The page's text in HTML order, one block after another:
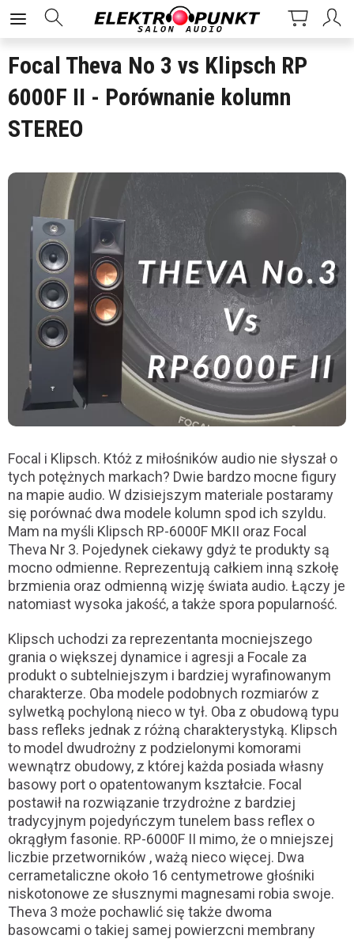
Focal Theva No 3 vs Klipsch RP
6000F II - Porównanie kolumn
STEREO
Focal i Klipsch. Któż z miłośników audio nie słyszał o
tych potężnych markach? Dwie bardzo mocne figury
na mapie audio. W dzisiejszym materiale postaramy
się porównać dwa modele kolumn spod ich szyldu.
Mam na myśli Klipsch RP-6000F MKII oraz Focal
Theva Nr 3. Pojedynek ciekawy gdyż te produkty są
mocno odmienne. Reprezentują całkiem inną szkołę
brzmienia oraz odmienną wizję świata audio. Łączy je
natomiast wysoka jakość, a także spora popularność.
Klipsch uchodzi za reprezentanta mocniejszego
grania o większej dynamice i agresji a Focale za
produkt o subtelniejszym i bardziej wyrafinowanym
charakterze. Oba modele podobnych rozmiarów z
sylwetką pochyloną nieco w tył. Oba z obudową typu
bass refleks jednak z różną charakterystyką. Klipsch
to model dwudrożny z podzielonymi komorami
wewnątrz obudowy, z której każda posiada własny
basowy port o opatentowanym kształcie. Focal
postawił na rozwiązanie trzydrożne z bardziej
tradycyjnym pojedyńczym tunelem bass reflex o
okrągłym fasonie. RP-6000F II mimo, że o mniejszej
liczbie przetworników , ważą nieco więcej. Dwa
cerrametaliczne około 16 centymetrowe głośniki
niskotonowe ze słusznymi magnesami robia swoje.
Theva 3 może pochawlić się także dwoma
basowcami o takiej samej powierzcni membrany